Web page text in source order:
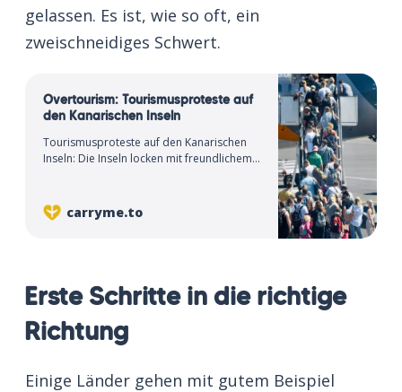
gelassen. Es ist, wie so oft, ein
zweischneidiges Schwert.
Overtourism: Tourismusproteste auf
den Kanarischen Inseln
Tourismusproteste auf den Kanarischen
Inseln: Die Inseln locken mit freundlichem
carryme.to
Erste Schritte in die richtige
Richtung
Einige Länder gehen mit gutem Beispiel